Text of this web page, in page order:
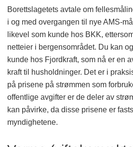
Borettslagetets avtale om
i og med overgangen til nye AMS-
likevel som kunde hos BKK,
netteier i bergensområdet. Du kan
kunde hos Fjordkraft, som nå er en
kraft til husholdninger. Det er i
på prisene på strømmen som
offentlige avgifter er de deler av
kan påvirke, da disse prisene er
myndighetene.